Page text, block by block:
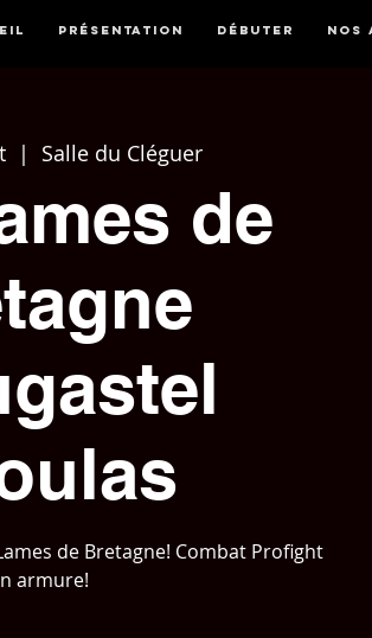
Présentation Débuter Nos
  |
Salle du Cléguer
de
de Bretagne! Combat Profight
armure!